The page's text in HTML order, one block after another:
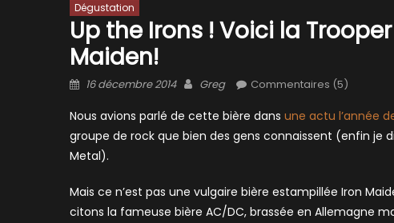
Dégustation
Up the Irons ! Voici la
Maiden!
Posted
16 décembre 2014 Author
Greg Commentaires (5)
Nous avions parlé de cette bière dans une actu l’année
groupe de rock que bien des gens connaissent (enfin je
Metal).
Mais ce n’est pas une vulgaire bière estampillée Iron
citons la fameuse bière AC/DC, brassée en Allemagne